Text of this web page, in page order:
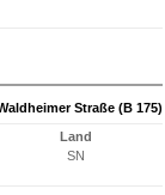
Straße (B 175)
Land
SN